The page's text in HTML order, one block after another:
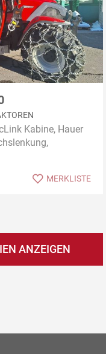
Kabine, Hauer
MERKLISTE
ANZEIGEN